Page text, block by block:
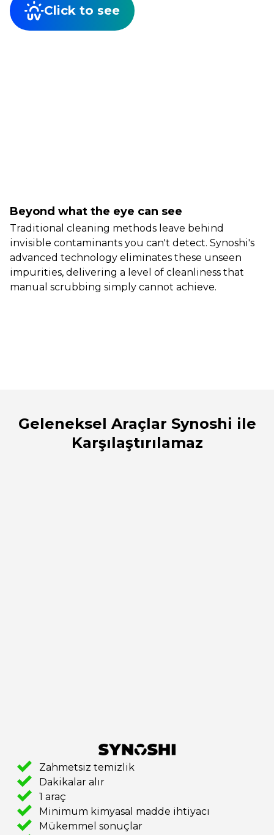
Click to see
Beyond what the eye can see
Traditional cleaning methods leave behind
invisible contaminants you can't detect. Synoshi's
advanced technology eliminates these unseen
impurities, delivering a level of cleanliness that
manual scrubbing simply cannot achieve.
Geleneksel Araçlar Synoshi ile
Karşılaştırılamaz
Zahmetsiz temizlik
Dakikalar alır
1 araç
Minimum kimyasal madde ihtiyacı
Mükemmel sonuçlar